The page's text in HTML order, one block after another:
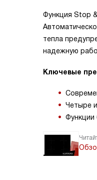
Функция Stop
тепла
надежную
Ключевые
Четыре
Функции